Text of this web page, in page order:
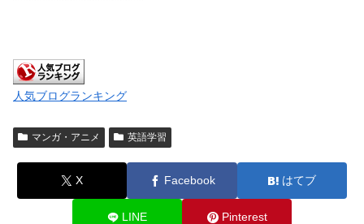
人気ブログランキング
マンガ・アニメ 英語学習
X Facebook はてブ
LINE Pinterest